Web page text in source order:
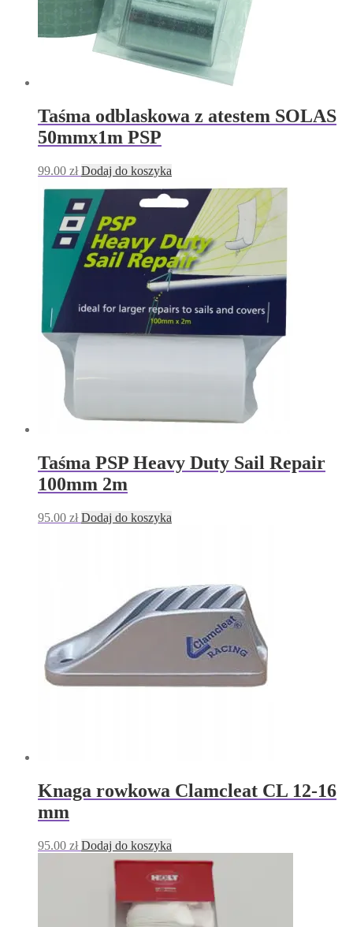
Taśma odblaskowa z atestem SOLAS
50mmx1m PSP
99.00 zł Dodaj do koszyka
Taśma PSP Heavy Duty Sail Repair
100mm 2m
95.00 zł Dodaj do koszyka
Knaga rowkowa Clamcleat CL 12-16
mm
95.00 zł Dodaj do koszyka